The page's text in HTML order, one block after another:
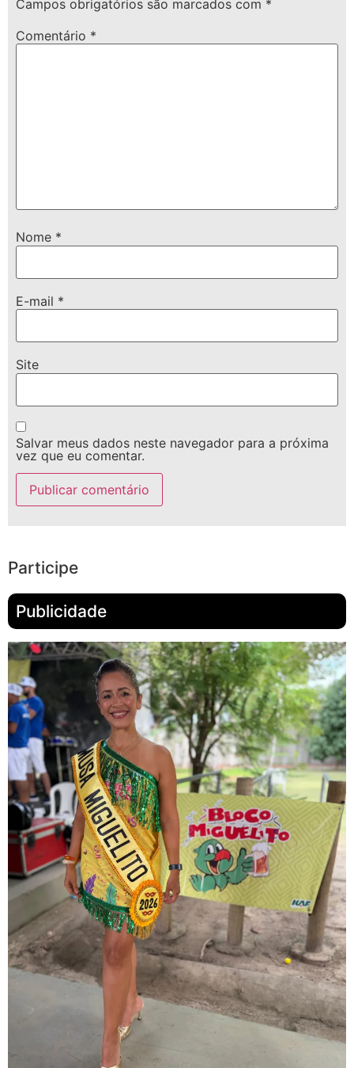
Campos obrigatórios são marcados com *
Comentário *
Nome *
E-mail *
Site
Salvar meus dados neste navegador para a próxima
vez que eu comentar.
Participe
Publicidade